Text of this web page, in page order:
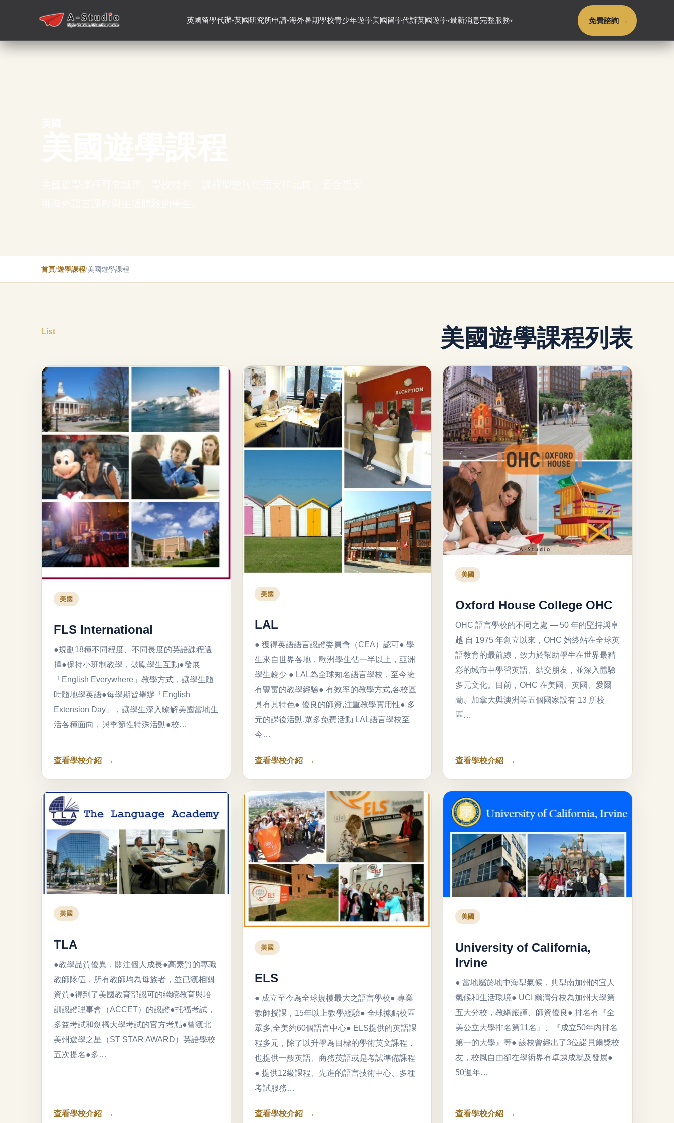
英國留學代辦▾英國研究所申請▾海外暑期學校青少年遊學美國留學代辦英國遊學▾最新消息完整服務▾ 免費諮詢 →
首頁/遊學課程/美國遊學課程
List 美國遊學課程列表
美國
FLS International
●規劃18種不同程度、不同長度的英語課程選
擇●保持小班制教學，鼓勵學生互動●發展
「English Everywhere」教學方式，讓學生隨
時隨地學英語●每學期皆舉辦「English
Extension Day」，讓學生深入瞭解美國當地生
活各種面向，與季節性特殊活動●校…
查看學校介紹
美國
LAL
● 獲得英語語言認證委員會（CEA）認可● 學
生來自世界各地，歐洲學生佔一半以上，亞洲
學生較少 ● LAL為全球知名語言學校，至今擁
有豐富的教學經驗● 有效率的教學方式,各校區
具有其特色● 優良的師資,注重教學實用性● 多
元的課後活動,眾多免費活動 LAL語言學校至
今…
查看學校介紹
美國
Oxford House College OHC
OHC 語言學校的不同之處 — 50 年的堅持與卓
越 自 1975 年創立以來，OHC 始終站在全球英
語教育的最前線，致力於幫助學生在世界最精
彩的城市中學習英語、結交朋友，並深入體驗
多元文化。目前，OHC 在美國、英國、愛爾
蘭、加拿大與澳洲等五個國家設有 13 所校
區…
查看學校介紹
美國
TLA
●教學品質優異，關注個人成長●高素質的專職
教師隊伍，所有教師均為母族者，並已獲相關
資質●得到了美國教育部認可的繼續教育與培
訓認證理事會（ACCET）的認證●托福考試，
多益考試和劍橋大學考試的官方考點●曾獲北
美州遊學之星（ST STAR AWARD）英語學校
五次提名●多…
查看學校介紹
美國
ELS
● 成立至今為全球規模最大之語言學校● 專業
教師授課，15年以上教學經驗● 全球據點校區
眾多,全美約60個語言中心● ELS提供的英語課
程多元，除了以升學為目標的學術英文課程，
也提供一般英語、商務英語或是考試準備課程
● 提供12級課程、先進的語言技術中心、多種
考試服務…
查看學校介紹
美國
University of California,
Irvine
● 當地屬於地中海型氣候，典型南加州的宜人
氣候和生活環境● UCI 爾灣分校為加州大學第
五大分校，教綱嚴謹、師資優良● 排名有『全
美公立大學排名第11名』、『成立50年內排名
第一的大學』等● 該校曾經出了3位諾貝爾獎校
友，校風自由卻在學術界有卓越成就及發展●
50週年…
查看學校介紹